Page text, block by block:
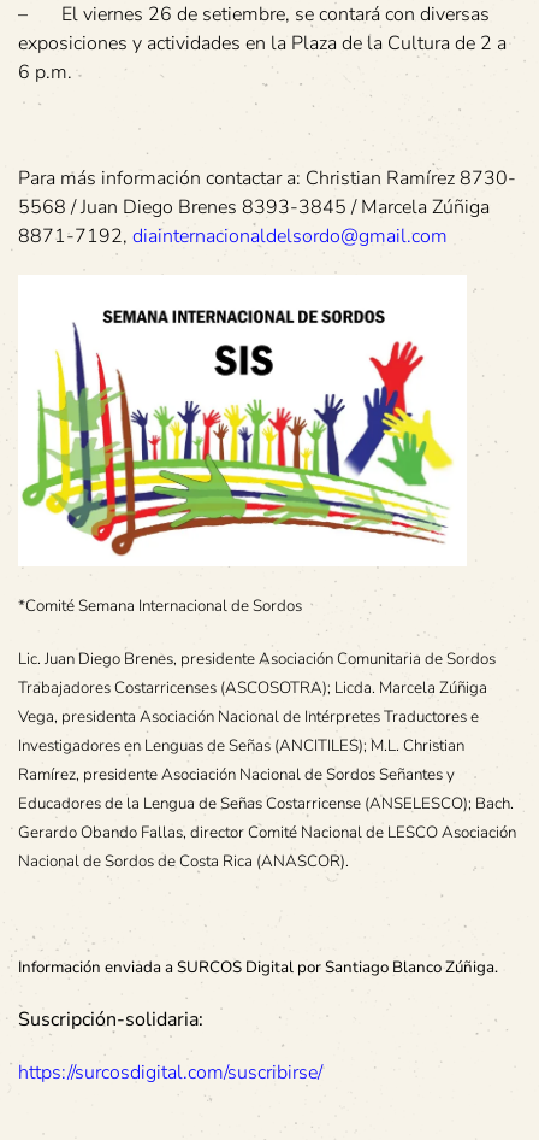
– El viernes 26 de setiembre, se contará con diversas
exposiciones y actividades en la Plaza de la Cultura de 2 a
6 p.m.
Para más información contactar a: Christian Ramírez 8730-
5568 / Juan Diego Brenes 8393-3845 / Marcela Zúñiga
8871-7192, diainternacionaldelsordo@gmail.com
*Comité Semana Internacional de Sordos
Lic. Juan Diego Brenes, presidente Asociación Comunitaria de Sordos
Trabajadores Costarricenses (ASCOSOTRA); Licda. Marcela Zúñiga
Vega, presidenta Asociación Nacional de Intérpretes Traductores e
Investigadores en Lenguas de Señas (ANCITILES); M.L. Christian
Ramírez, presidente Asociación Nacional de Sordos Señantes y
Educadores de la Lengua de Señas Costarricense (ANSELESCO); Bach.
Gerardo Obando Fallas, director Comité Nacional de LESCO Asociación
Nacional de Sordos de Costa Rica (ANASCOR).
Información enviada a SURCOS Digital por Santiago Blanco Zúñiga.
Suscripción-solidaria:
https://surcosdigital.com/suscribirse/